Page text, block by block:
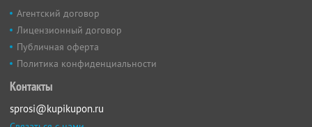
Агентский договор
Лицензионный договор
Публичная оферта
Политика конфиденциальности
Контакты
sprosi@kupikupon.ru